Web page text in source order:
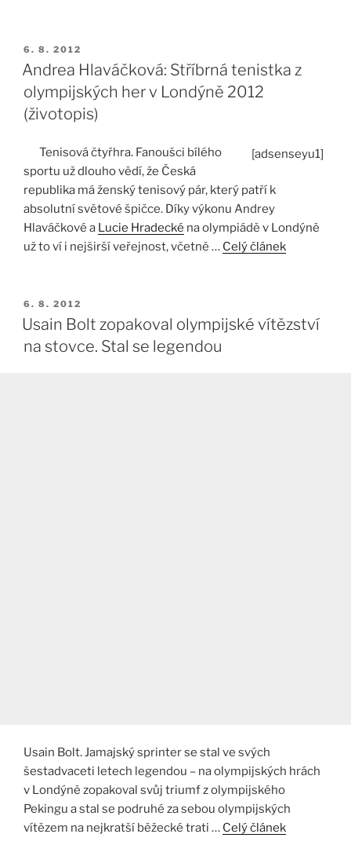
PUBLIKOVÁNO
6. 8. 2012
Andrea Hlaváčková: Stříbrná tenistka z
olympijských her v Londýně 2012
(životopis)
[adsenseyu1]
Tenisová čtyřhra. Fanoušci bílého
sportu už dlouho vědí, že Česká
republika má ženský tenisový pár, který patří k
absolutní světové špičce. Díky výkonu Andrey
Hlaváčkové a Lucie Hradecké na olympiádě v Londýně
už to ví i nejširší veřejnost, včetně … Celý článek
PUBLIKOVÁNO
6. 8. 2012
Usain Bolt zopakoval olympijské vítězství
na stovce. Stal se legendou
Usain Bolt. Jamajský sprinter se stal ve svých
šestadvaceti letech legendou – na olympijských hrách
v Londýně zopakoval svůj triumf z olympijského
Pekingu a stal se podruhé za sebou olympijských
vítězem na nejkratší běžecké trati … Celý článek